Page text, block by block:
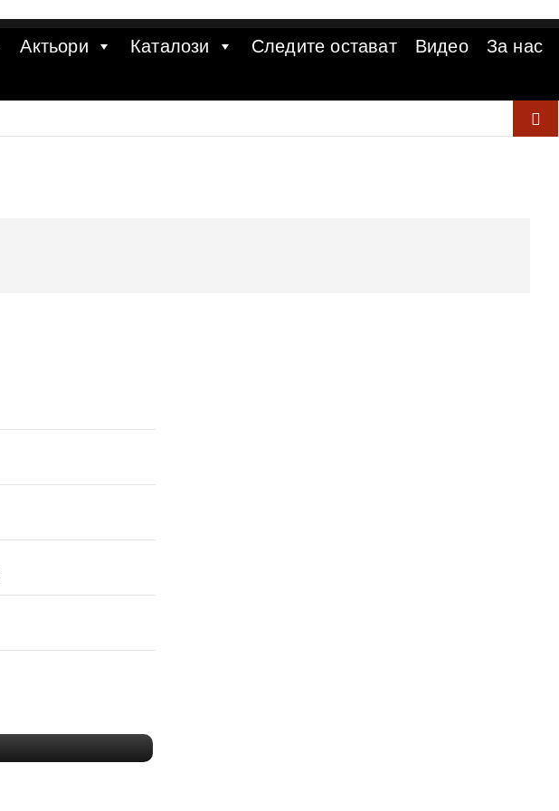
Актьори Каталози Следите остават Видео
За нас